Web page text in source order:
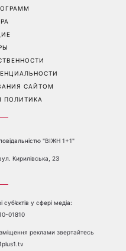
САЙТОМ
ПОЛИТИКА
"ВІЖН 1+1"
Кирилівська, 23
суб’єктів у сфері медіа:
01810
реклами звертайтесь